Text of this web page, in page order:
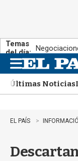
Temas
del día:
n
uÚltimas Noticias
EL PAÍS